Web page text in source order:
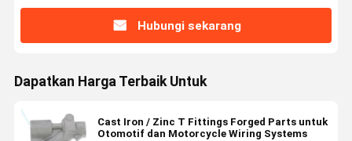
Hubungi sekarang
Dapatkan Harga Terbaik Untuk
Cast Iron / Zinc T Fittings Forged Parts untuk
Otomotif dan Motorcycle Wiring Systems